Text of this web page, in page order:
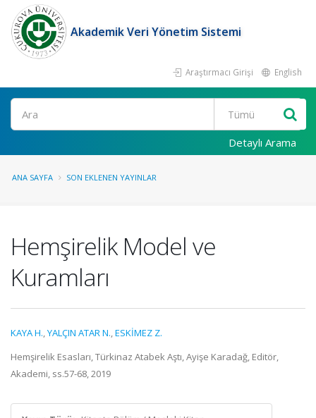
Akademik Veri Yönetim Sistemi
Araştırmacı Girişi English
Ara
Detaylı Arama
ANA SAYFA SON EKLENEN YAYINLAR
Hemşirelik Model ve
Kuramları
KAYA H.,YALÇIN ATAR N.,ESKİMEZ Z.
Hemşirelik Esasları, Türkinaz Atabek Aştı, Ayişe Karadağ, Editör,
Akademi, ss.57-68, 2019